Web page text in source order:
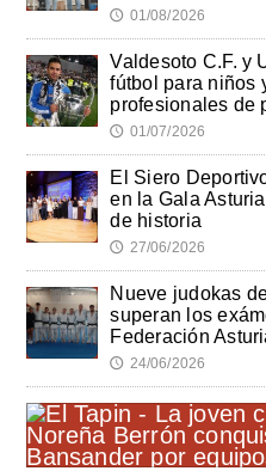
🕔 01/08/2026
Valdesoto C.F. y
fútbol para niños
profesionales de
🕔 01/07/2026
El Siero
en la Gala
de historia
🕔 27/06/2026
Nueve judokas
superan los
Federación
🕔 24/06/2026